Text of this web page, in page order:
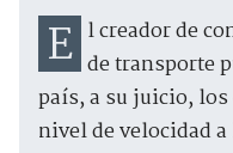
El creador de contenido mostró los medios de transporte
país, a su juicio,
nivel de velocidad